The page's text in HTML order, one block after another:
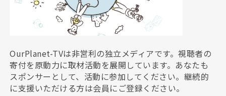
OurPlanet-TVは非営利の独立メディアです。視聴者の
寄付を原動力に取材活動を展開しています。あなたも
スポンサーとして、活動に参加してください。継続的
に支援いただける方は会員にご登録ください。